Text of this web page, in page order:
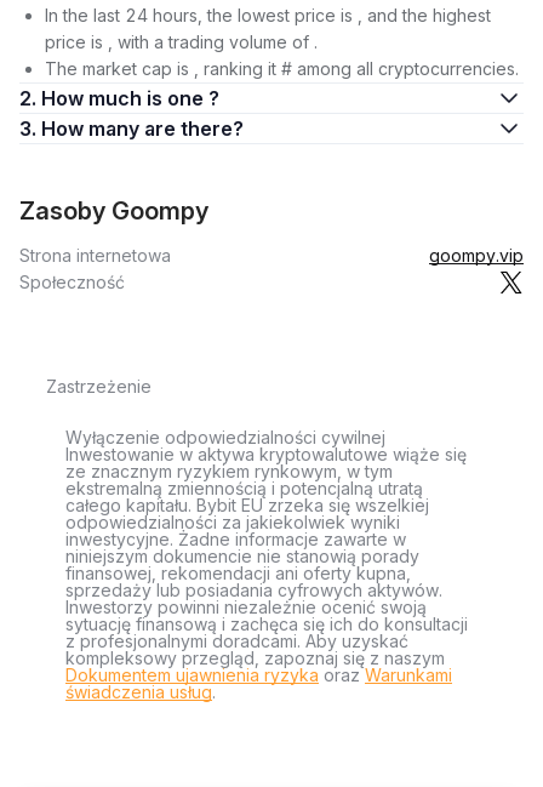
In the last 24 hours, the lowest price is , and the highest
price is , with a trading volume of .
The market cap is , ranking it # among all cryptocurrencies.
2. How much is one ?
3. How many are there?
Zasoby Goompy
Strona internetowa
goompy.vip
Społeczność
Zastrzeżenie
Wyłączenie odpowiedzialności cywilnej
Inwestowanie w aktywa kryptowalutowe wiąże się
ze znacznym ryzykiem rynkowym, w tym
ekstremalną zmiennością i potencjalną utratą
całego kapitału. Bybit EU zrzeka się wszelkiej
odpowiedzialności za jakiekolwiek wyniki
inwestycyjne. Żadne informacje zawarte w
niniejszym dokumencie nie stanowią porady
finansowej, rekomendacji ani oferty kupna,
sprzedaży lub posiadania cyfrowych aktywów.
Inwestorzy powinni niezależnie ocenić swoją
sytuację finansową i zachęca się ich do konsultacji
z profesjonalnymi doradcami. Aby uzyskać
kompleksowy przegląd, zapoznaj się z naszym
Dokumentem ujawnienia ryzyka orazWarunkami
świadczenia usług.